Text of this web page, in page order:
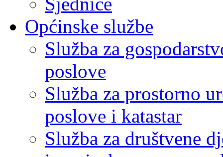
Općinske službe
Služba za
poslove
Služba za prostorno
poslove i katastar
Služba za društvene